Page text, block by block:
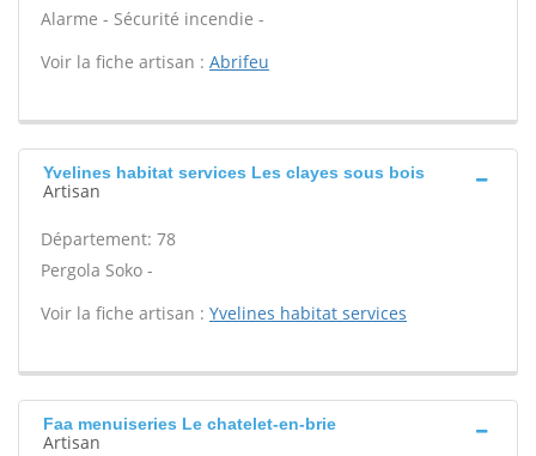
Alarme - Sécurité incendie -
Voir la fiche artisan : Abrifeu
Yvelines habitat services Les clayes sous bois
Artisan
Département: 78
Pergola Soko -
Voir la fiche artisan : Yvelines habitat services
Faa menuiseries Le chatelet-en-brie
Artisan